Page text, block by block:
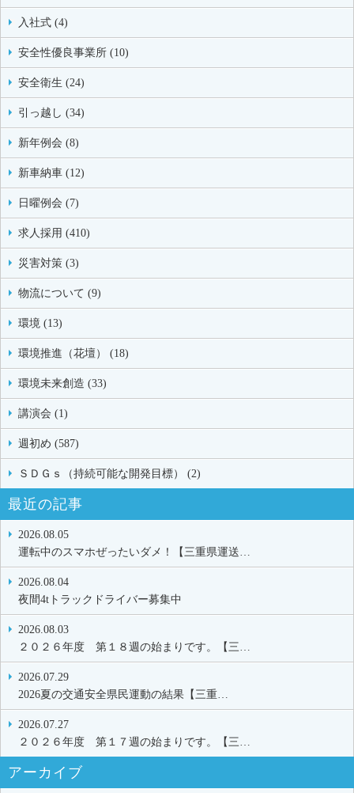
入社式 (4)
安全性優良事業所 (10)
安全衛生 (24)
引っ越し (34)
新年例会 (8)
新車納車 (12)
日曜例会 (7)
求人採用 (410)
災害対策 (3)
物流について (9)
環境 (13)
環境推進（花壇） (18)
環境未来創造 (33)
講演会 (1)
週初め (587)
ＳＤＧｓ（持続可能な開発目標） (2)
最近の記事
2026.08.05
運転中のスマホぜったいダメ！【三重県運送…
2026.08.04
夜間4tトラックドライバー募集中
2026.08.03
２０２６年度 第１８週の始まりです。【三…
2026.07.29
2026夏の交通安全県民運動の結果【三重…
2026.07.27
２０２６年度 第１７週の始まりです。【三…
アーカイブ